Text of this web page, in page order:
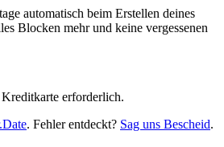
automatisch beim Erstellen deines
Blocken mehr und keine vergessenen
erforderlich.
. Fehler entdeckt? Sag uns Bescheid.